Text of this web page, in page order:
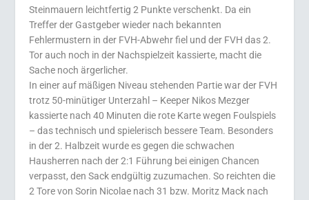
Steinmauern leichtfertig 2 Punkte verschenkt. Da ein
Treffer der Gastgeber wieder nach bekannten
Fehlermustern in der FVH-Abwehr fiel und der FVH das 2.
Tor auch noch in der Nachspielzeit kassierte, macht die
Sache noch ärgerlicher.
In einer auf mäßigen Niveau stehenden Partie war der FVH
trotz 50-minütiger Unterzahl – Keeper Nikos Mezger
kassierte nach 40 Minuten die rote Karte wegen Foulspiels
– das technisch und spielerisch bessere Team. Besonders
in der 2. Halbzeit wurde es gegen die schwachen
Hausherren nach der 2:1 Führung bei einigen Chancen
verpasst, den Sack endgültig zuzumachen. So reichten die
2 Tore von Sorin Nicolae nach 31 bzw. Moritz Mack nach